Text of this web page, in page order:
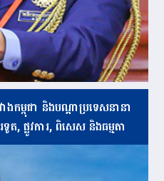
ងកម្ពុជា និងបណ្ដាប្រទេសនានា
ត, ផ្លូវការ, ពិសេស និងធម្មតា